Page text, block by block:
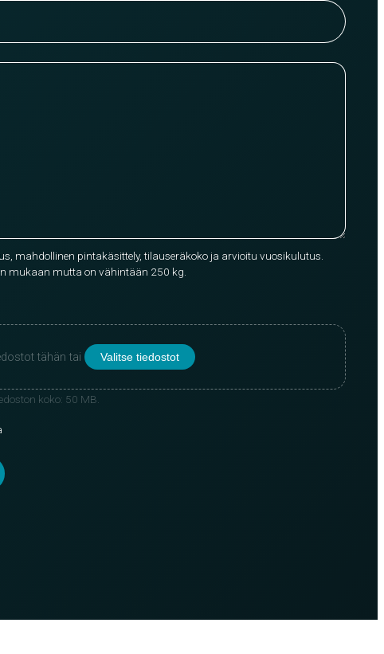
mahdollinen pintakäsittely, tilauseräkoko ja arvioitu vuosikulutus.
mukaan mutta on vähintään 250 kg.
tähän tai Valitse tiedostot
koko: 50 MB.